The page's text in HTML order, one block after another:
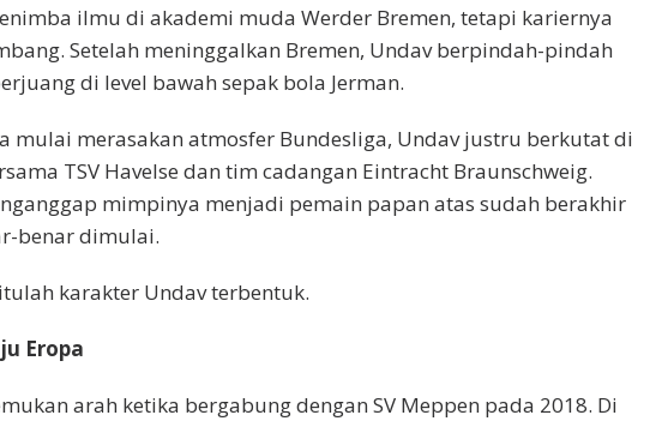
ilmu di akademi muda Werder Bremen, tetapi kariernya
Setelah meninggalkan Bremen, Undav berpindah-pindah
di level bawah sepak bola Jerman.
mulai merasakan atmosfer Bundesliga, Undav justru berkutat di
TSV Havelse dan tim cadangan Eintracht Braunschweig.
mimpinya menjadi pemain papan atas sudah berakhir
benar dimulai.
karakter Undav terbentuk.
Eropa
arah ketika bergabung dengan SV Meppen pada 2018. Di